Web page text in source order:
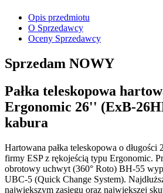
Opis przedmiotu
O Sprzedawcy
Oceny Sprzedawcy
Sprzedam NOWY
Pałka teleskopowa
Ergonomic 26'' (ExB-
kabura
Hartowana pałka teleskopowa o
firmy ESP z rękojeścią typu Ergonomic.
obrotowy uchwyt (360° Roto) BH-55
UBC-5 (Quick Change System).
największym zasięgu oraz największej